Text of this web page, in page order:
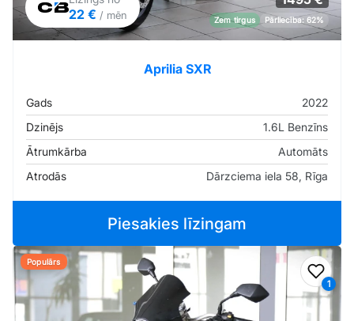
22 € / mēn Zem tirgus Pārliecība: 62%
Aprilia SXR
Gads
2022
Dzinējs
1.6L Benzīns
Ātrumkārba
Automāts
Atrodās
Dārzciema iela 58, Rīga
Piesakies līzingam
1
Populārs